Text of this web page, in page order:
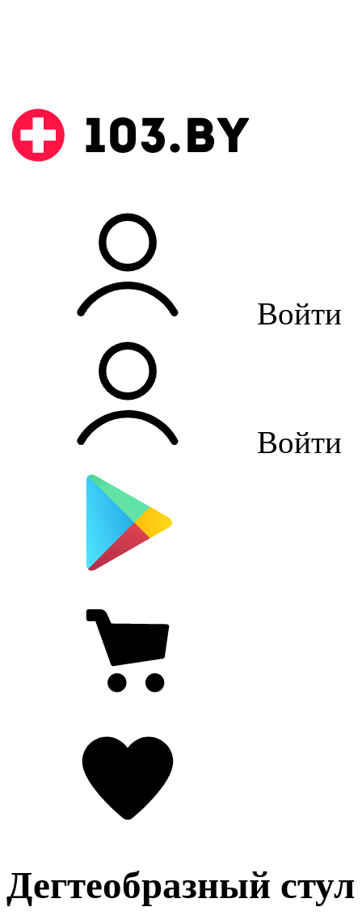
Войти
Войти
Дегтеобразный стул